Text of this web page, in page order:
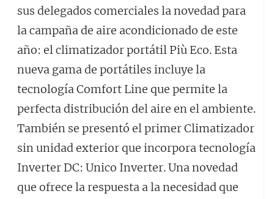
sus delegados comerciales la novedad para
la campaña de aire acondicionado de este
año: el climatizador portátil Più Eco. Esta
nueva gama de portátiles incluye la
tecnología Comfort Line que permite la
perfecta distribución del aire en el ambiente.
También se presentó el primer Climatizador
sin unidad exterior que incorpora tecnología
Inverter DC: Unico Inverter. Una novedad
que ofrece la respuesta a la necesidad que